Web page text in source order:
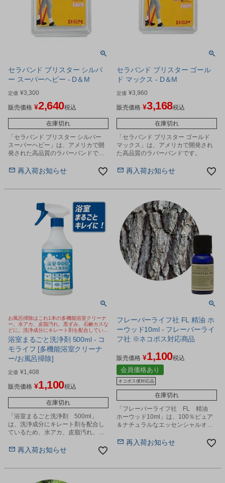
セラバンド ブリスター シルバ
ー スーパーヘビー - D＆M
定価 ¥3,300
販売価格 ¥2,640税込
在庫切れ
「セラバンド ブリスター シルバー
スーパーヘビー」は、アメリカで開
発された高品質のラバーバンドで
再入荷お知らせ
セラバンド ブリスター ゴール
ド マックス - D＆M
定価 ¥3,960
販売価格 ¥3,168税込
在庫切れ
「セラバンド ブリスター ゴールド
マックス」は、アメリカで開発され
た高品質のラバーバンドです。
再入荷お知らせ
お風呂掃除はこれ1本の多機能浴室クリーナ
ー。水アカ、皮脂汚れ、黒ずみ、石鹸カスな
どに。洗浄成分にキレート剤を配合している
ため、浴室のあらゆる汚れに使えます
浴室まるごと洗浄剤 500ml - コ
モライフ [多機能浴室クリーナ
ー/お風呂掃除]
定価 ¥1,408
販売価格 ¥1,100税込
在庫切れ
「浴室まるごと洗浄剤 500ml」
は、洗浄成分にキレート剤を配合し
ているため、水アカ、皮脂汚れ、黒
えます。
再入荷お知らせ
フレーバーライフ社 FL 精油 ホ
ーウッド10ml - フレーバーライ
フ社 ※ネコポス対応商品
販売価格 ¥1,100税込
会員価格あり
ネコポス便対応品
在庫切れ
「フレーバーライフ社 FL 精油
ホーウッド10ml」は、100％ピュア
＆ナチュラルなエッセンシャルオイ
再入荷お知らせ